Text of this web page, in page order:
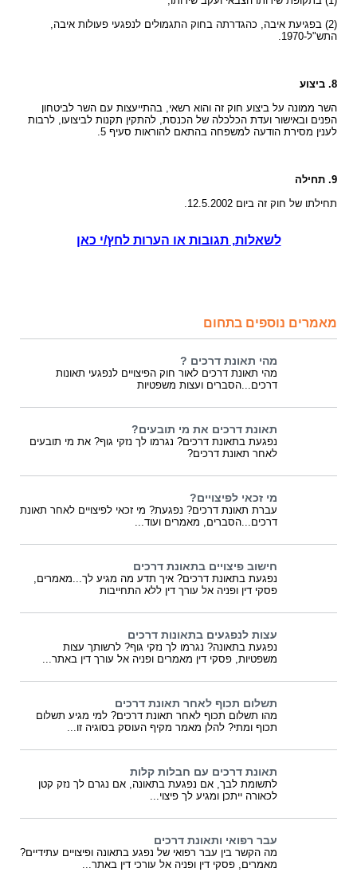
(2) בפגיעת איבה, כהגדרתה בחוק התגמולים לנפגעי פעולות איבה,
התש"ל-1970.
8. ביצוע
השר ממונה על ביצוע חוק זה והוא רשאי, בהתייעצות עם השר לביטחון
הפנים ובאישור ועדת הכלכלה של הכנסת, להתקין תקנות לביצועו, לרבות
לענין מסירת הודעה למשפחה בהתאם להוראות סעיף 5.
9. תחילה
תחילתו של חוק זה ביום 12.5.2002.
לשאלות, תגובות או הערות לחץ/י כאן
מאמרים נוספים בתחום
מהי תאונת דרכים ?
מהי תאונת דרכים לאור חוק הפיצויים לנפגעי תאונות
דרכים...הסברים ועצות משפטיות
תאונת דרכים את מי תובעים?
נפגעת בתאונת דרכים? נגרמו לך נזקי גוף? את מי תובעים
לאחר תאונת דרכים?
מי זכאי לפיצויים?
עברת תאונת דרכים? נפגעת? מי זכאי לפיצויים לאחר תאונת
דרכים...הסברים, מאמרים ועוד...
חישוב פיצויים בתאונת דרכים
נפגעת בתאונת דרכים? איך תדע מה מגיע לך...מאמרים,
פסקי דין ופניה אל עורך דין ללא התחייבות
עצות לנפגעים בתאונות דרכים
נפגעת בתאונה? נגרמו לך נזקי גוף? לרשותך עצות
משפטיות, פסקי דין מאמרים ופניה אל עורך דין באתר...
תשלום תכוף לאחר תאונת דרכים
מהו תשלום תכוף לאחר תאונת דרכים? למי מגיע תשלום
תכוף ומתי? להלן מאמר מקיף העוסק בסוגיה זו...
תאונת דרכים עם חבלות קלות
לתשומת לבך, אם נפגעת בתאונה, אם נגרם לך נזק קטן
לכאורה ייתכן ומגיע לך פיצוי...
עבר רפואי ותאונת דרכים
מה הקשר בין עבר רפואי של נפגע בתאונה ופיצויים עתידיים?
מאמרים, פסקי דין ופניה אל עורכי דין באתר...